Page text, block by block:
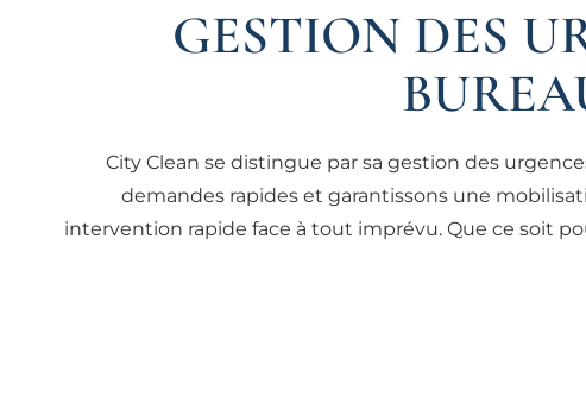
GESTION DES
City Clean se distingue par sa gestion des
demandes rapides et garantissons une
intervention rapide face à tout imprévu. Que ce soit